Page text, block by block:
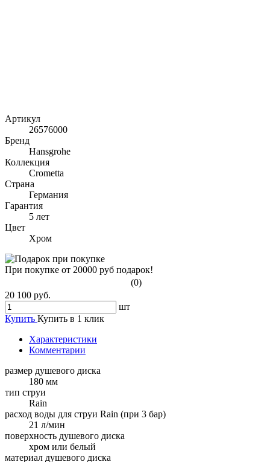
Артикул
26576000
Бренд
Hansgrohe
Коллекция
Crometta
Страна
Германия
Гарантия
5 лет
Цвет
Хром
При покупке от 20000 руб подарок!
(0)
20 100 руб.
шт
Купить Купить в 1 клик
Характеристики
Комментарии
размер душевого диска
180 мм
тип струи
Rain
расход воды для струи Rain (при 3 бар)
21 л/мин
поверхность душевого диска
хром или белый
материал душевого диска